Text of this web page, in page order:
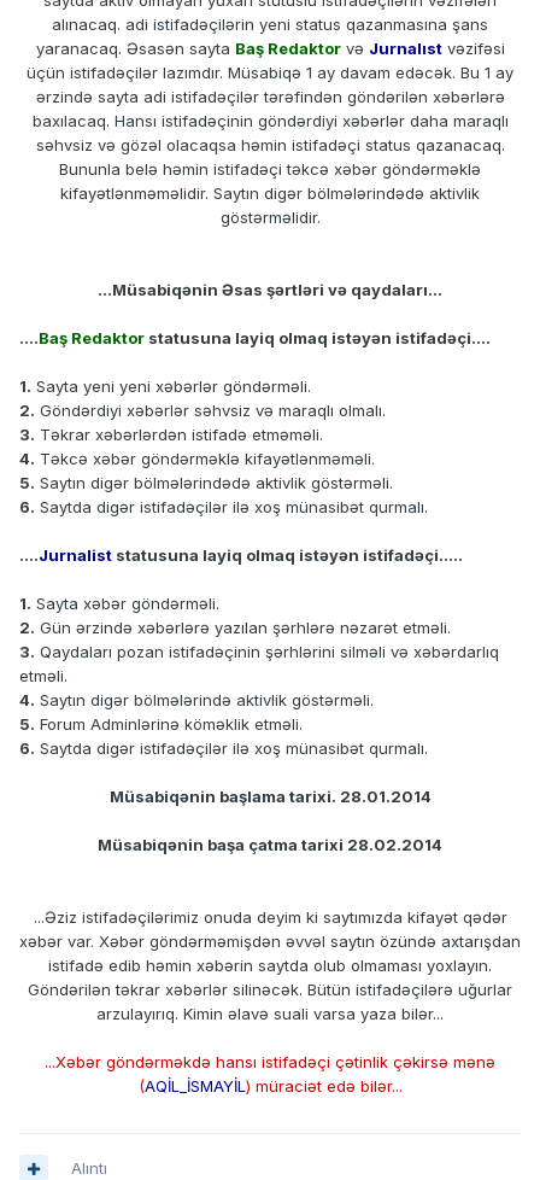
alınacaq. adi istifadəçilərin yeni status qazanmasına şans
yaranacaq. Əsasən sayta Baş Redaktorvə Jurnalıstvəzifəsi
üçün istifadəçilər lazımdır. Müsabiqə 1 ay davam edəcək. Bu 1 ay
ərzində sayta adi istifadəçilər tərəfindən göndərilən xəbərlərə
baxılacaq. Hansı istifadəçinin göndərdiyi xəbərlər daha maraqlı
səhvsiz və gözəl olacaqsa həmin istifadəçi status qazanacaq.
Bununla belə həmin istifadəçi təkcə xəbər göndərməklə
kifayətlənməməlidir. Saytın digər bölmələrindədə aktivlik
göstərməlidir.
...Müsabiqənin Əsas şərtləri və qaydaları...
....Baş Redaktor statusuna layiq olmaq istəyən istifadəçi....
1. Sayta yeni yeni xəbərlər göndərməli.
2. Göndərdiyi xəbərlər səhvsiz və maraqlı olmalı.
3. Təkrar xəbərlərdən istifadə etməməli.
4. Təkcə xəbər göndərməklə kifayətlənməməli.
5. Saytın digər bölmələrindədə aktivlik göstərməli.
6. Saytda digər istifadəçilər ilə xoş münasibət qurmalı.
....Jurnalist statusuna layiq olmaq istəyən istifadəçi.....
1. Sayta xəbər göndərməli.
2. Gün ərzində xəbərlərə yazılan şərhlərə nəzarət etməli.
3. Qaydaları pozan istifadəçinin şərhlərini silməli və xəbərdarlıq
etməli.
4. Saytın digər bölmələrində aktivlik göstərməli.
5. Forum Adminlərinə köməklik etməli.
6. Saytda digər istifadəçilər ilə xoş münasibət qurmalı.
Müsabiqənin başlama tarixi. 28.01.2014
Müsabiqənin başa çatma tarixi 28.02.2014
...Əziz istifadəçilərimiz onuda deyim ki saytımızda kifayət qədər
xəbər var. Xəbər göndərməmişdən əvvəl saytın özündə axtarışdan
istifadə edib həmin xəbərin saytda olub olmaması yoxlayın.
Göndərilən təkrar xəbərlər silinəcək. Bütün istifadəçilərə uğurlar
arzulayırıq. Kimin əlavə suali varsa yaza bilər...
...Xəbər göndərməkdə hansı istifadəçi çətinlik çəkirsə mənə
(AQİL_İSMAYİL ) müraciət edə bilər...
Alıntı